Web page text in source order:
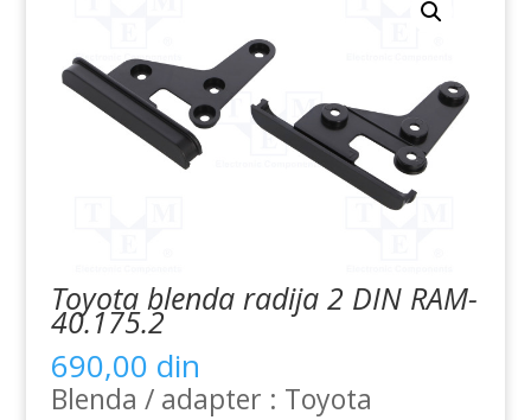
Toyota blenda radija 2 DIN RAM-
40.175.2
690,00 din
Blenda / adapter : Toyota